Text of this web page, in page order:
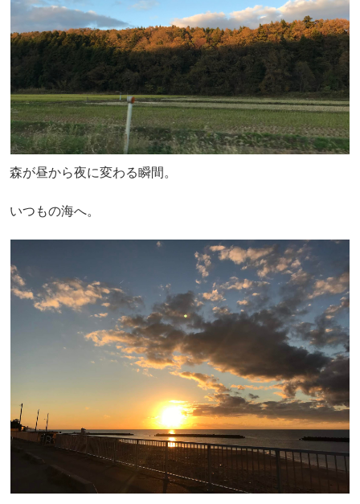
森が昼から夜に変わる瞬間。
いつもの海へ。